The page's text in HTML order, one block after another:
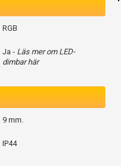
RGB
Ja - Läs mer om LED-
dimbar här
9 mm.
IP44